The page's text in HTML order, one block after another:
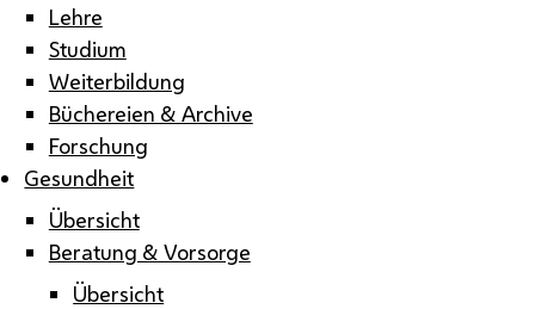
Lehre
Studium
Weiterbildung
Büchereien & Archive
Forschung
Gesundheit
Übersicht
Beratung & Vorsorge
Übersicht